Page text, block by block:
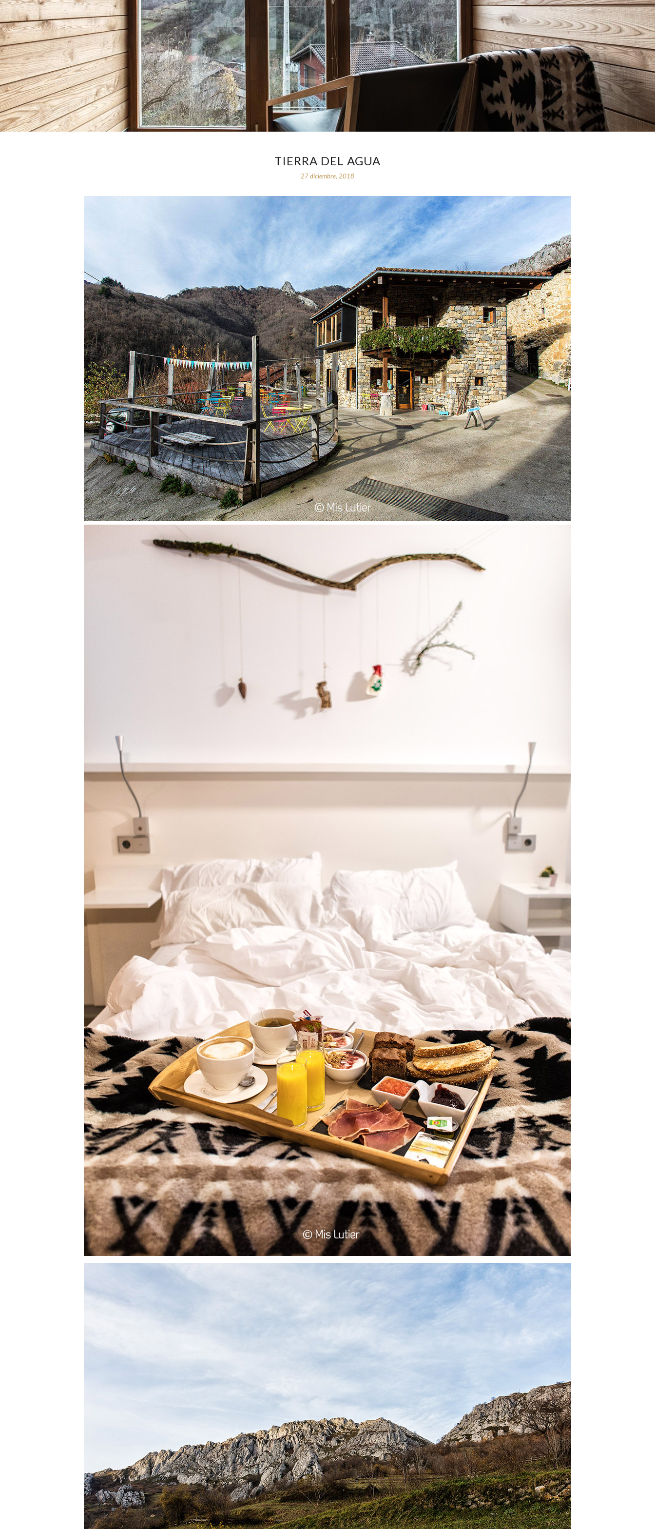
TIERRA DEL AGUA
27 diciembre, 2018